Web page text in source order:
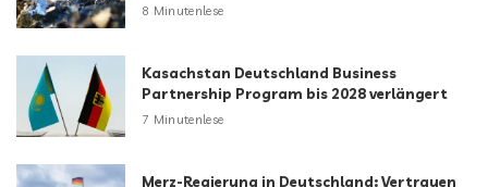
8 Minutenlese
Kasachstan Deutschland Business
Partnership Program bis 2028 verlängert
7 Minutenlese
Merz-Regierung in Deutschland: Vertrauen